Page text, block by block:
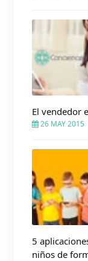
El vendedor
26 MAY 2015
5
niños de